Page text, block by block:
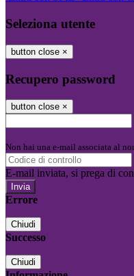
Seleziona utente
button close ×
Recupero password
button close ×
Non hai una e-mail associata al
E-mail inviata, si prega di
Errore
Chiudi
Successo
Chiudi